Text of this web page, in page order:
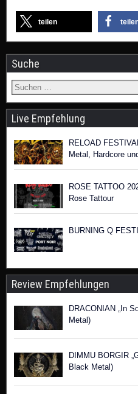
teilen
Suche
Live Empfehlung
RELOAD
Metal, Hardcore
ROSE TATTOO
Rose Tattour
BURNING Q
Review Empfehlungen
DRACONIAN „In
Metal)
DIMMU BORGIR
Black Metal)